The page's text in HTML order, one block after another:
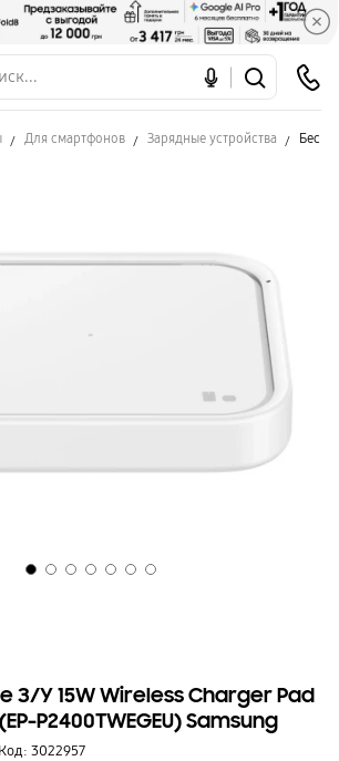
Для смартфонов Зарядные устройства
З/У 15W Wireless Charger Pad
P2400TWEGEU) Samsung
Код: 3022957